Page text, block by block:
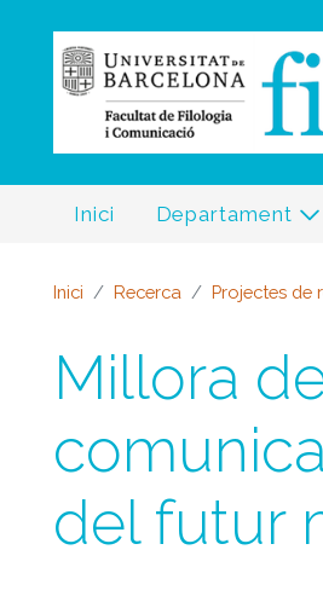
Inici Departament
Inici Recerca Projectes de
Millora
del futur